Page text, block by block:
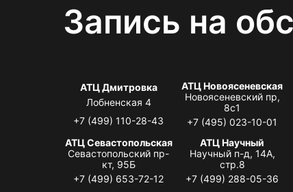
Запись на
АТЦ Дмитровка
Лобненская 4
+7 (499) 110-28-43
АТЦ Новоясеневская
Новоясеневский пр,
8с1
+7 (495) 023-10-01
АТЦ Севастопольская
Севастопольский пр-
кт, 95Б
+7 (499) 653-72-12
АТЦ Научный
Научный п-д, 14А,
стр.8
+7 (499) 288-05-36